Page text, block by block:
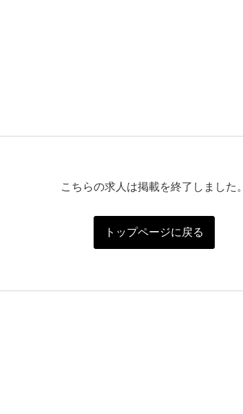
こちらの求人は掲載を終了しました。
トップページに戻る